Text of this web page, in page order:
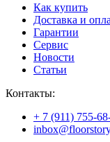
Как купить
Доставка и
Гарантии
Сервис
Новости
Статьи
Контакты:
+ 7 (911) 755-